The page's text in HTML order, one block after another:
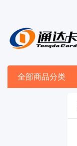
全部商品分类